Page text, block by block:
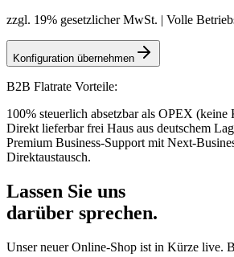
zzgl. 19% gesetzlicher MwSt. | Volle
Konfiguration übernehmen
B2B Flatrate Vorteile:
100% steuerlich absetzbar als OPEX (keine
Direkt lieferbar frei Haus aus deutschem
Premium Business-Support mit Next-
Direktaustausch.
Lassen Sie uns
darüber sprechen.
Unser neuer Online-Shop ist in Kürze live.